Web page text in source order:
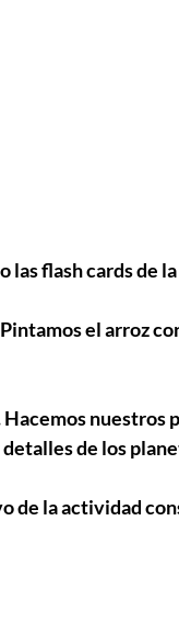
las flash cards de
el arroz
Hacemos nuestros
de los
de la actividad